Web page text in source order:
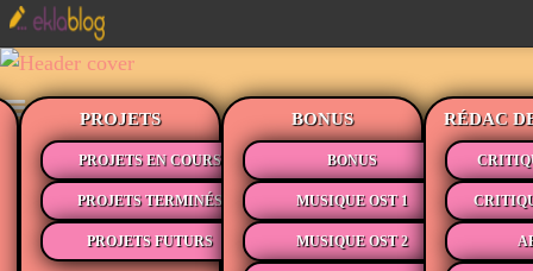
PROJETS
PROJETS EN COURS
PROJETS TERMINÉS
PROJETS FUTURS
BONUS
BONUS
MUSIQUE OST 1
MUSIQUE OST 2
RÉDAC